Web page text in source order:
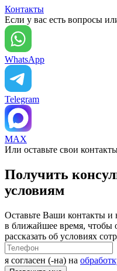
Контакты
Если у вас есть вопросы
WhatsApp
Telegram
MAX
Или оставьте свои
Получить
условиям
Оставьте Ваши контакты
в ближайшее время, чтобы
рассказать об условиях
я согласен (-на) на